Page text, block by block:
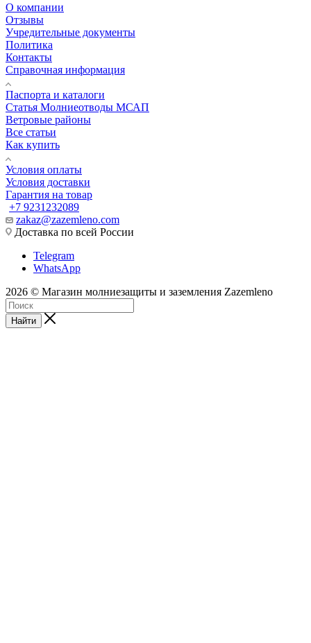
О компании
Отзывы
Учредительные документы
Политика
Контакты
Справочная информация
Паспорта и каталоги
Статья Молниеотводы МСАП
Ветровые районы
Все статьи
Как купить
Условия оплаты
Условия доставки
Гарантия на товар
+7 9231232089
zakaz@zazemleno.com
Доставка по всей России
Telegram
WhatsApp
2026 © Магазин молниезащиты и заземления Zazemleno
Найти